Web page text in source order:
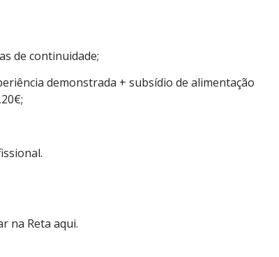
de continuidade;
demonstrada + subsídio de alimentação
na Reta aqui.